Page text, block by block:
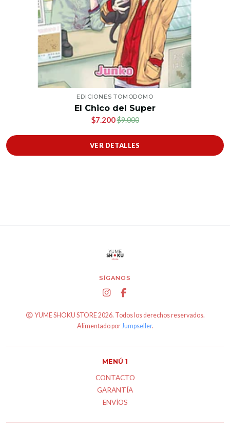
EDICIONES TOMODOMO
El Chico del Super
$7.200$9.000
VER DETALLES
SÍGANOS
YUME SHOKU STORE 2026. Todos los derechos reservados.
Alimentado porJumpseller.
MENÚ 1
CONTACTO
GARANTÍA
ENVÍOS